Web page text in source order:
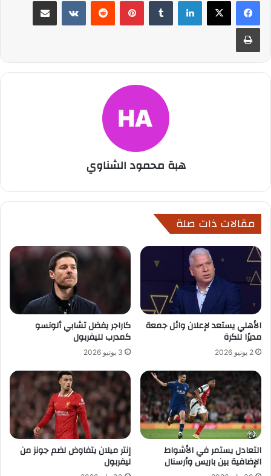
طباعة
هبة محمود الشناوي
مقالات ذات صلة
الأهلي يستعد لإعلان وائل جمعة
مديرًا للكرة
2 يونيو 2026
كاراجر يفضل تشابي ألونسو
كمدرب لليفربول
3 يونيو 2026
التعادل يستمر في الأشواط
الإضافية بين باريس وأرسنال
إنتر ميلان يتفاوض لضم جونز من
ليفربول